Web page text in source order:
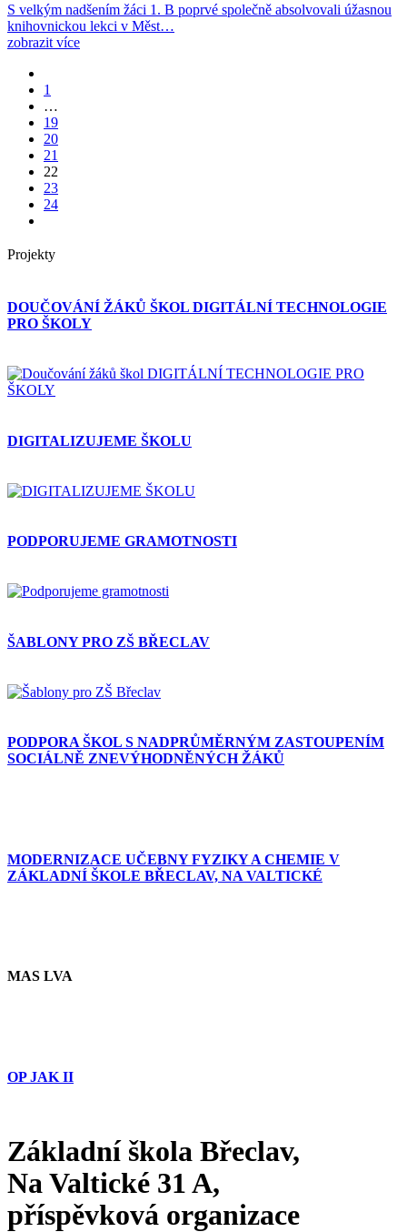
S velkým nadšením žáci 1. B poprvé společně absolvovali úžasnou
knihovnickou lekci v Měst…
zobrazit více
1
…
19
20
21
22
23
24
Projekty
DOUČOVÁNÍ ŽÁKŮ ŠKOL DIGITÁLNÍ TECHNOLOGIE
PRO ŠKOLY
DIGITALIZUJEME ŠKOLU
PODPORUJEME GRAMOTNOSTI
ŠABLONY PRO ZŠ BŘECLAV
PODPORA ŠKOL S NADPRŮMĚRNÝM ZASTOUPENÍM
SOCIÁLNĚ ZNEVÝHODNĚNÝCH ŽÁKŮ
MODERNIZACE UČEBNY FYZIKY A CHEMIE V
ZÁKLADNÍ ŠKOLE BŘECLAV, NA VALTICKÉ
MAS LVA
OP JAK II
Základní škola Břeclav,
Na Valtické 31 A,
příspěvková organizace